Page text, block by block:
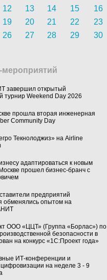
12 13 14 15
16
19 20 21 22
23
26 27 28 29
30
завершил открытый
турнир Weekend Day 2026
прошла вторая инженерная
Community Day
Текнолоджиз» на Airline
адаптироваться к новым
прошел бизнес-бранч с
предприятий
обменялись опытом на
ООО «ЦЦТ» (Группа «Борлас») по
безопасности в
на конкурс «1С:Проект года»
ИТ-конференции и
на неделе 3 - 9